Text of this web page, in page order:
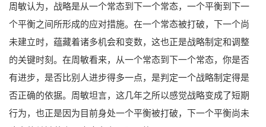
周敏认为，战略是从一个常态到下一个常态，一个平衡到下一
个平衡之间所形成的应对措施。在一个常态被打破，下一个尚
未建立时，蕴藏着诸多机会和变数，这也正是战略制定和调整
的关键时刻。在周敏看来，从一个常态到下一个常态，你是否
有进步，是否比别人进步得多一点，是判定一个战略制定得是
否正确的依据。周敏坦言，这几年之所以感觉战略变成了短期
行为，也正是因为目前身处一个平衡被打破，下一个平衡尚未